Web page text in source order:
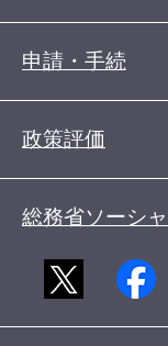
申請・手続
政策評価
総務省ソーシ